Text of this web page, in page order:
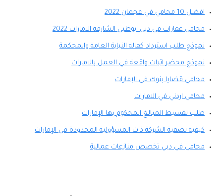
افضل 10 محامي في عجمان 2022
محامي عقارات في دبي ابوظبي الشارقة الامارات 2022
نموذج طلب استرداد كفالة النيابة العامة والمحكمة
نموذج محضر اثبات واقعة في العمل بالامارات
محامي قضايا بنوك في الإمارات
محامي اردني في الامارات
طلب تقسيط المبالغ المحكوم بها الإمارات
كيفية تصفية الشركة ذات المسؤولية المحدودة في الإمارات
محامي في دبي تخصص منازعات عمالية